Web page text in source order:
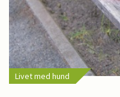
Livet med hund